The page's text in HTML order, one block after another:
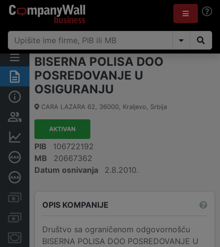
Rezime
Finansijski podaci
Sertifikat bonitetne izvrsnosti
Dubinska bonitetna ocena
Računi i blokade
Menice i zaloge
BISERNA POLISA DOO
POSREDOVANJE U
OSIGURANJU
CARA LAZARA 62, 36000, Kraljevo, Srbija
AKTIVAN
PIB
106722192
MB
20667362
Datum osnivanja
2.8.2010.
OPIS KOMPANIJE
Društvo sa ograničenom odgovornošću
BISERNA POLISA DOO POSREDOVANJE U